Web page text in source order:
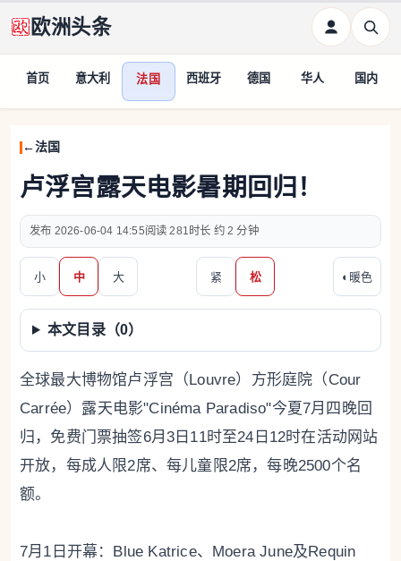
欧洲头条
首页 意大利 法国 西班牙 德国 华人 国内
法国
卢浮宫露天电影暑期回归！
2026-06-04 14:55 281 约 2 分钟
小 中 大 紧 松 ◐ 暖色
本文目录（0）
全球最大博物馆卢浮宫（Louvre）方形庭院（Cour
Carrée）露天电影"Cinéma Paradiso"今夏7月四晚回
归，免费门票抽签6月3日11时至24日12时在活动网站
开放，每成人限2席、每儿童限2席，每晚2500个名
额。
7月1日开幕：Blue Katrice、Moera June及Requin